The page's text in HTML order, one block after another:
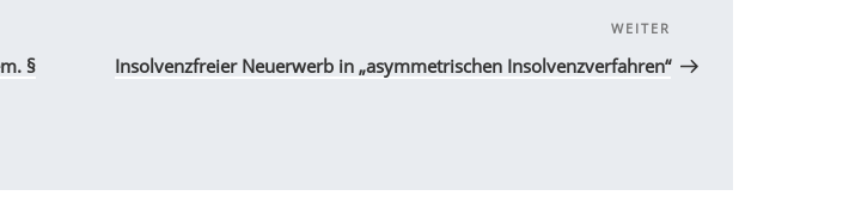
§
Beitrag
WEITER
Insolvenzfreier Neuerwerb in „asymmetrischen Insolvenzverfahren“